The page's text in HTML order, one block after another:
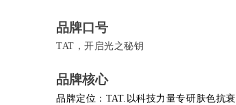
品牌口号
TAT，开启光之秘钥
品牌核心
品牌定位： TAT.以科技力量专研肤色抗衰